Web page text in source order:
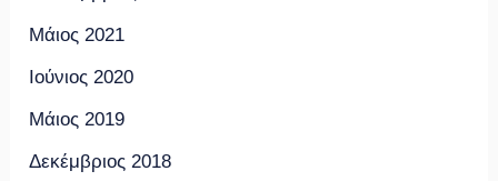
Μάιος 2021
Ιούνιος 2020
Μάιος 2019
Δεκέμβριος 2018